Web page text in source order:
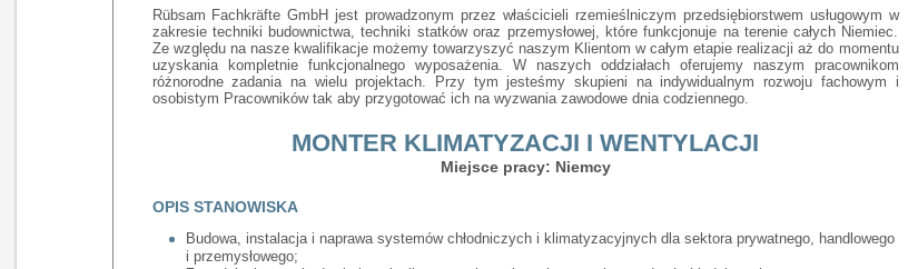
Rübsam Fachkräfte GmbH jest prowadzonym przez właścicieli rzemieślniczym przedsiębiorstwem usługowym w
zakresie techniki budownictwa, techniki statków oraz przemysłowej, które funkcjonuje na terenie całych Niemiec.
Ze względu na nasze kwalifikacje możemy towarzyszyć naszym Klientom w całym etapie realizacji aż do momentu
uzyskania kompletnie funkcjonalnego wyposażenia. W naszych oddziałach oferujemy naszym pracownikom
różnorodne zadania na wielu projektach. Przy tym jesteśmy skupieni na indywidualnym rozwoju fachowym i
osobistym Pracowników tak aby przygotować ich na wyzwania zawodowe dnia codziennego.
MONTER KLIMATYZACJI I WENTYLACJI
Miejsce pracy: Niemcy
OPIS STANOWISKA
Budowa, instalacja i naprawa systemów chłodniczych i klimatyzacyjnych dla sektora prywatnego, handlowego
i przemysłowego;